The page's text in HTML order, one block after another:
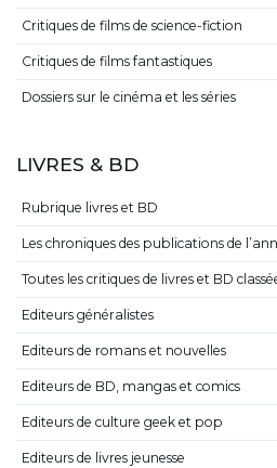
Critiques de films de science-fiction
Critiques de films fantastiques
Dossiers sur le cinéma et les séries
LIVRES & BD
Rubrique livres et BD
Les chroniques des publications de
Toutes les critiques de livres et BD
Editeurs généralistes
Editeurs de romans et nouvelles
Editeurs de BD, mangas et comics
Editeurs de culture geek et pop
Editeurs de livres jeunesse